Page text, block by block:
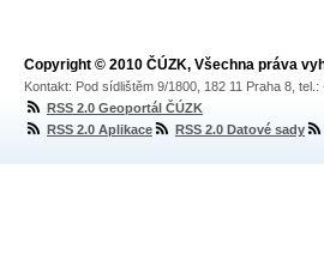
Copyright © 2010 ČÚZK, Všechna práva
Kontakt: Pod sídlištěm 9/1800, 182 11 Praha 8,
RSS 2.0 Geoportál ČÚZK
RSS 2.0 Aplikace
RSS 2.0 Datové sady